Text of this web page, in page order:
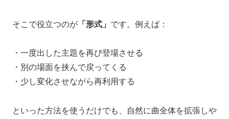
そこで役立つのが 「形式」 です。例えば：
・一度出した主題を再び登場させる
・別の場面を挟んで戻ってくる
・少し変化させながら再利用する
といった方法を使うだけでも、自然に曲全体を拡張しや